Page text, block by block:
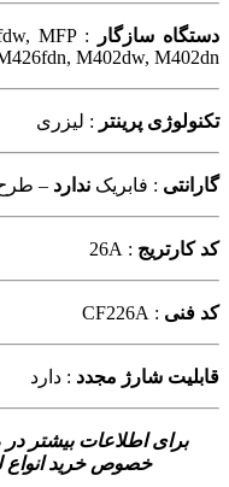
دستگاه سازگار
MFP
M402dw, M402dn
تکنولوژی پرینتر : لیزری
گارانتی : فابریک ندارد –
کد کارتریج : 26A
کد فنی : CF226A
قابلیت شارژ مجدد : دارد
برای اطلاعات بیشتر
خصوص خرید انواع